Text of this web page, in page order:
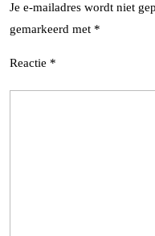
Je e-mailadres wordt niet
gemarkeerd met *
Reactie *